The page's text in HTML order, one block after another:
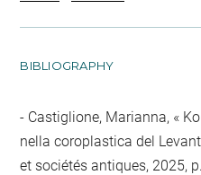
BIBLIOGRAPHY
Castiglione, Marianna, «
nella coroplastica del
et sociétés antiques, 2025,